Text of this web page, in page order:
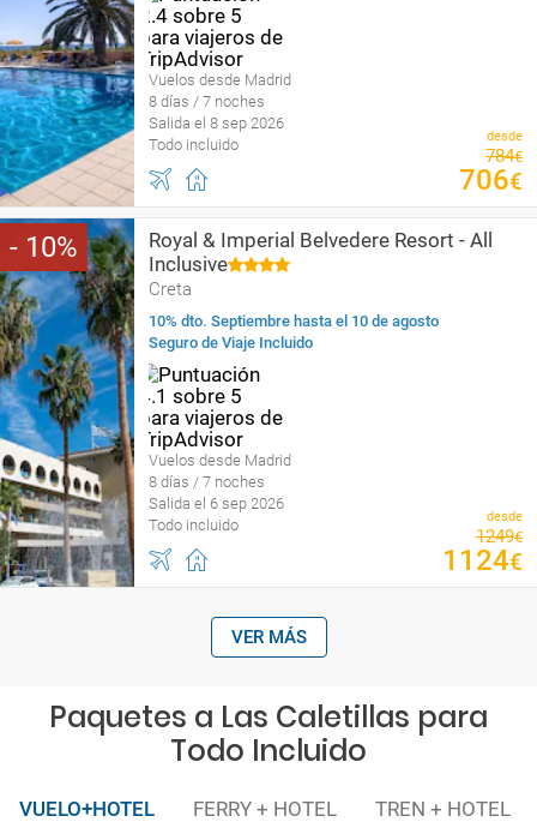
Vuelos desde Madrid
8 días / 7 noches
Salida el 8 sep 2026
Todo incluido
desde
784€
706€
10
Royal & Imperial Belvedere Resort - All
Inclusive
Creta
10% dto. Septiembre hasta el 10 de agosto
Seguro de Viaje Incluido
Vuelos desde Madrid
8 días / 7 noches
Salida el 6 sep 2026
Todo incluido
desde
1249€
1124€
VER MÁS
Paquetes a Las Caletillas para
Todo Incluido
VUELO+HOTEL FERRY + HOTEL TREN + HOTEL